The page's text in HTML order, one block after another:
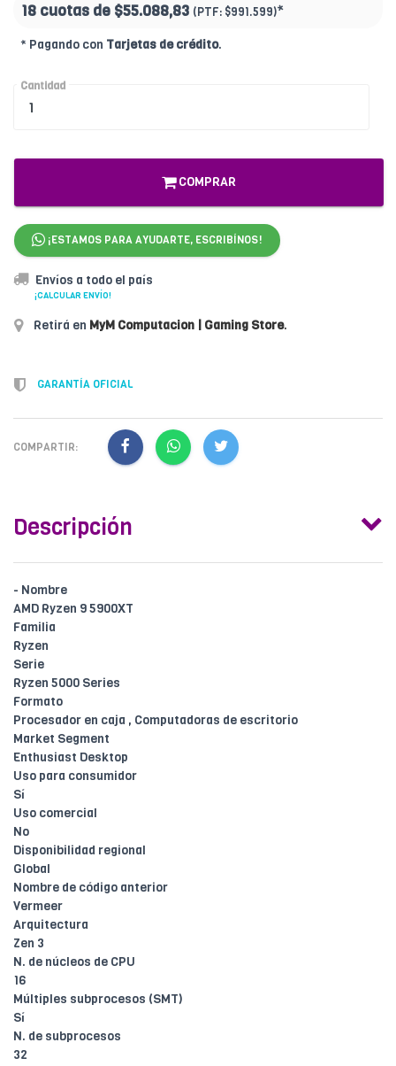
18 cuotas de $55.088,83 (PTF: $991.599)*
* Pagando con Tarjetas de crédito.
Cantidad
COMPRAR
¡ESTAMOS PARA AYUDARTE, ESCRIBÍNOS!
Envíos a todo el país
¡CALCULAR ENVÍO!
Retirá en MyM Computacion | Gaming Store.
GARANTÍA OFICIAL
COMPARTIR:
Descripción
- Nombre
AMD Ryzen 9 5900XT
Familia
Ryzen
Serie
Ryzen 5000 Series
Formato
Procesador en caja , Computadoras de escritorio
Market Segment
Enthusiast Desktop
Uso para consumidor
Sí
Uso comercial
No
Disponibilidad regional
Global
Nombre de código anterior
Vermeer
Arquitectura
Zen 3
N. de núcleos de CPU
16
Múltiples subprocesos (SMT)
Sí
N. de subprocesos
32